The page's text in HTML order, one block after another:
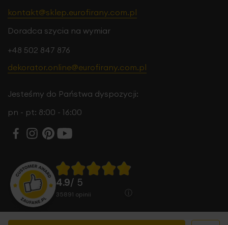
kontakt@sklep.eurofirany.com.pl
Doradca szycia na wymiar
+48 502 847 876
dekorator.online@eurofirany.com.pl
Jesteśmy do Państwa dyspozycji:
pn - pt: 8:00 - 16:00
4.9/ 5
35891 opinii